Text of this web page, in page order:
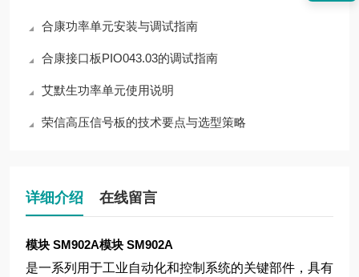
合康功率单元安装与调试指南
合康接口板PIO043.03的调试指南
艾默生功率单元使用说明
荣信高压信号板的技术要点与选型策略
详细介绍 在线留言
模块 SM902A模块 SM902A
是一系列用于工业自动化和控制系统的关键部件，具有